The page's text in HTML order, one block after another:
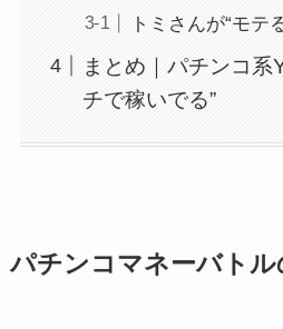
トミさんが“モテ
まとめ｜パチンコ系
チで稼いでる”
パチンコマネーバトル